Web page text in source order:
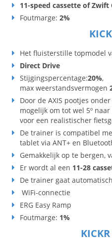
11-speed cassette of Zwift
Foutmarge: 2%
Het fluisterstille topmodel
Direct Drive
Stijgingspercentage:20%,
max weerstandsvermogen
Door de AXIS pootjes
mogelijk om tot wel 5º
voor een realistischer
De trainer is compatibel
tablet via ANT+ en
Gemakkelijk op te bergen,
Er wordt al een 11-28
De trainer gaat
WiFi-connectie
ERG Easy Ramp
Foutmarge: 1%